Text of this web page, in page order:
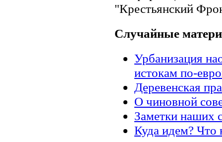
"Крестьянский
Случайные
Урбанизация
истокам по-
Деревенская
О чиновной
Заметки наших
Куда идем?